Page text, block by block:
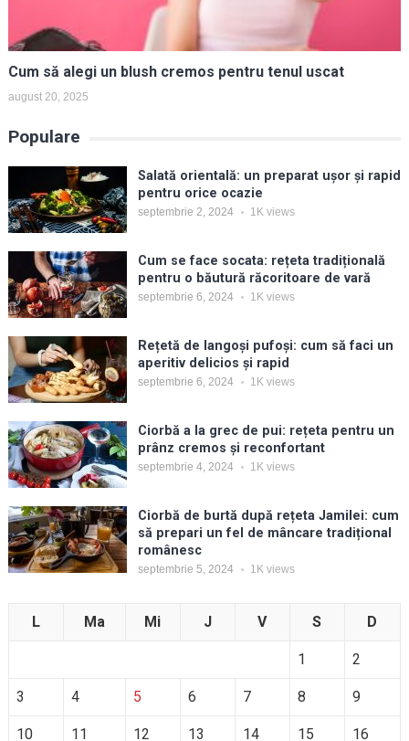
Cum să alegi un blush cremos pentru tenul uscat
august 20, 2025
Populare
Salată orientală: un preparat ușor și rapid
pentru orice ocazie
septembrie 2, 2024 1Kviews
Cum se face socata: rețeta tradițională
pentru o băutură răcoritoare de vară
septembrie 6, 2024 1Kviews
Rețetă de langoși pufoși: cum să faci un
aperitiv delicios și rapid
septembrie 6, 2024 1Kviews
Ciorbă a la grec de pui: rețeta pentru un
prânz cremos și reconfortant
septembrie 4, 2024 1Kviews
Ciorbă de burtă după rețeta Jamilei: cum
să prepari un fel de mâncare tradițional
românesc
septembrie 5, 2024 1Kviews
L Ma Mi J V S D
1 2
3 4 5 6 7 8 9
10 11 12 13 14 15 16